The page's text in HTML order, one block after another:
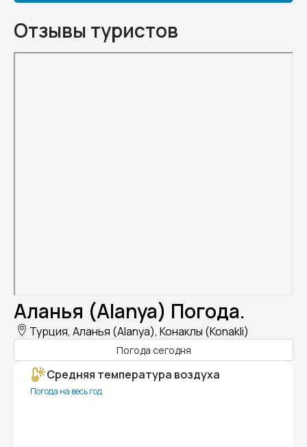
Отзывы туристов
Аланья (Alanya) Погода.
Турция, Аланья (Alanya), Конаклы (Konakli)
Погода сегодня
Средняя температура воздуха
Погода на весь год